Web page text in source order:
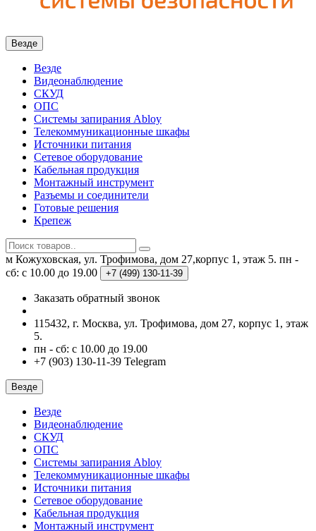
Везде
Везде
Видеонаблюдение
СКУД
ОПС
Системы запирания Abloy
Телекоммуникационные шкафы
Источники питания
Сетевое оборудование
Кабельная продукция
Монтажный инструмент
Разъемы и соединители
Готовые решения
Крепеж
м Кожуховская, ул. Трофимова, дом 27,корпус 1, этаж 5. пн -
сб: с 10.00 до 19.00
+7 (499) 130-11-39
Заказать обратный звонок
115432, г. Москва, ул. Трофимова, дом 27, корпус 1, этаж
5.
пн - сб: с 10.00 до 19.00
+7 (903) 130-11-39 Telegram
Везде
Везде
Видеонаблюдение
СКУД
ОПС
Системы запирания Abloy
Телекоммуникационные шкафы
Источники питания
Сетевое оборудование
Кабельная продукция
Монтажный инструмент